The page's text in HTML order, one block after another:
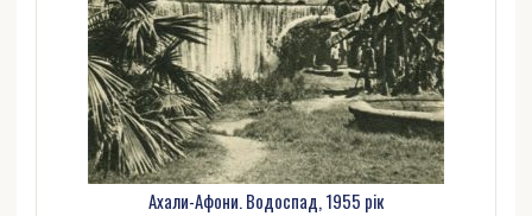
Ахали-Афони. Водоспад, 1955 рік